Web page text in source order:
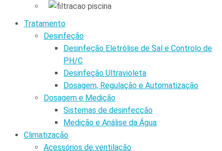
Tratamento
Desinfeção
Desinfeção Eletrólise de Sal e Controlo de
PH/C
Desinfeção Ultravioleta
Dosagem, Regulação e Automatização
Dosagem e Medição
Sistemas de desinfecção
Medição e Análise da Água
Climatização
Acessórios de ventilação